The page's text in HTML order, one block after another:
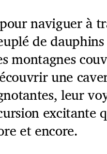
naviguer à
de
montagnes
une
leur
excitante
et encore.